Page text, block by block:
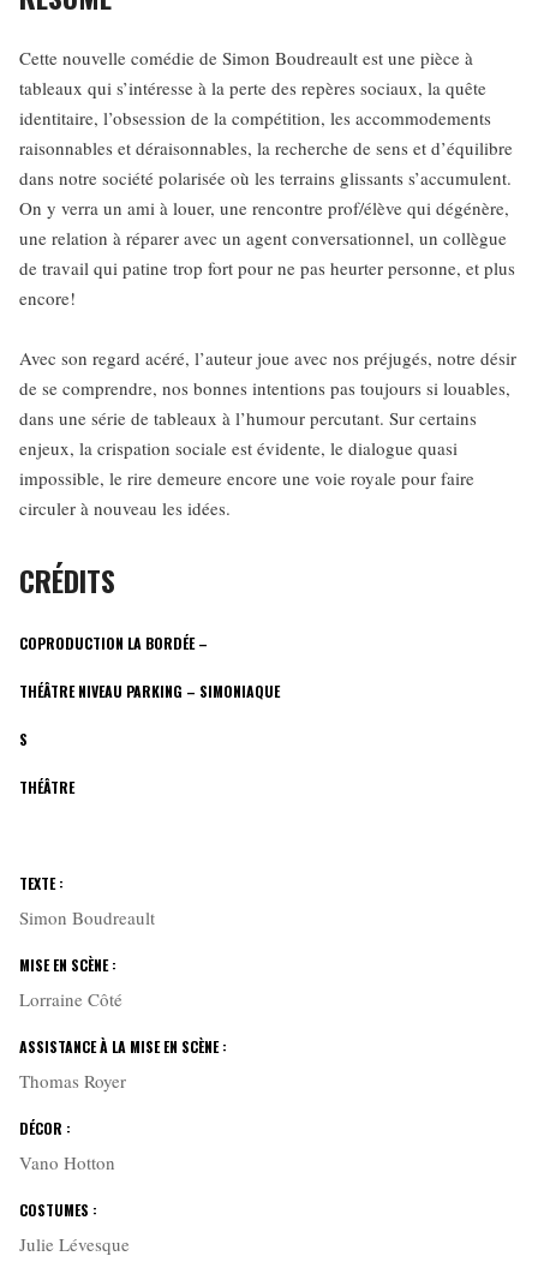
Cette nouvelle comédie de Simon Boudreault est une pièce à
tableaux qui s’intéresse à la perte des repères sociaux, la quête
identitaire, l’obsession de la compétition, les accommodements
raisonnables et déraisonnables, la recherche de sens et d’équilibre
dans notre société polarisée où les terrains glissants s’accumulent.
On y verra un ami à louer, une rencontre prof/élève qui dégénère,
une relation à réparer avec un agent conversationnel, un collègue
de travail qui patine trop fort pour ne pas heurter personne, et plus
encore!
Avec son regard acéré, l’auteur joue avec nos préjugés, notre désir
de se comprendre, nos bonnes intentions pas toujours si louables,
dans une série de tableaux à l’humour percutant. Sur certains
enjeux, la crispation sociale est évidente, le dialogue quasi
impossible, le rire demeure encore une voie royale pour faire
circuler à nouveau les idées.
CRÉDITS
COPRODUCTION LA BORDÉE –
THÉÂTRE NIVEAU PARKING – SIMONIAQUE
S
THÉÂTRE
TEXTE :
Simon Boudreault
MISE EN SCÈNE :
Lorraine Côté
ASSISTANCE À LA MISE EN SCÈNE :
Thomas Royer
DÉCOR :
Vano Hotton
COSTUMES :
Julie Lévesque